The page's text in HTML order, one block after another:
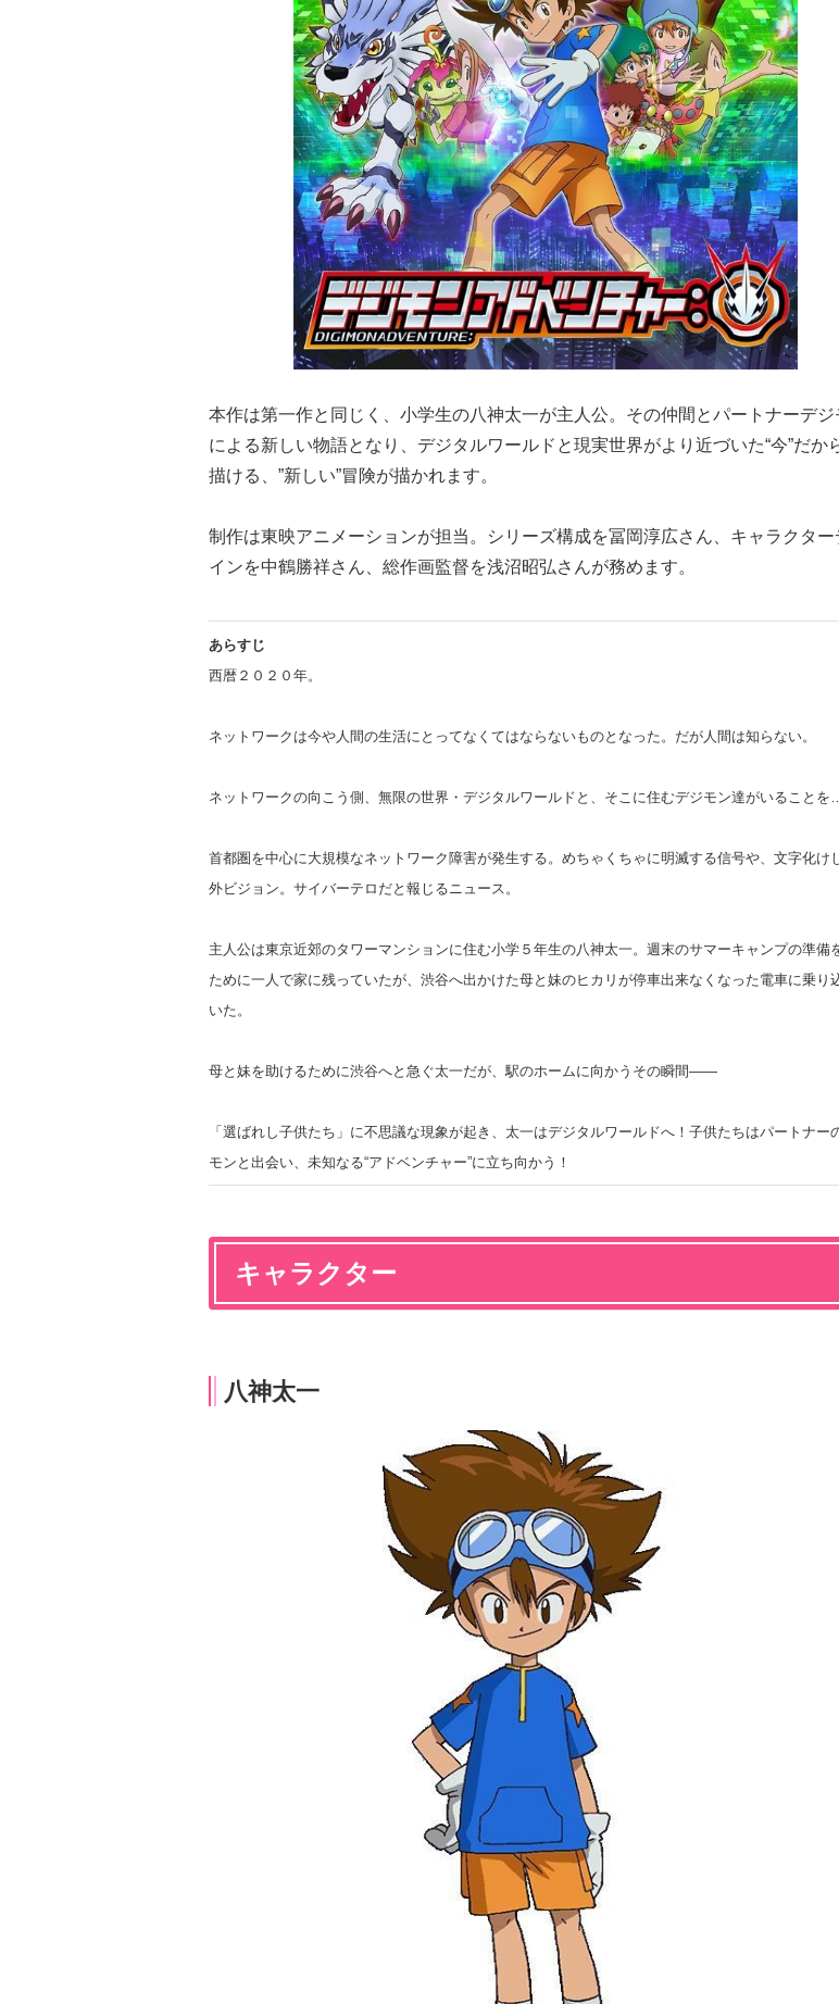
本作は第一作と同じく、小学生の八神太一が主人公。その仲間とパートナーデジ
による新しい物語となり、デジタルワールドと現実世界がより近づいた“今”だか
描ける、”新しい”冒険が描かれます。
制作は東映アニメーションが担当。シリーズ構成を冨岡淳広さん、キャラクター
インを中鶴勝祥さん、総作画監督を浅沼昭弘さんが務めます。
あらすじ
西暦２０２０年。
ネットワークは今や人間の生活にとってなくてはならないものとなった。だが人間は知らない。
ネットワークの向こう側、無限の世界・デジタルワールドと、そこに住むデジモン達がいることを…
首都圏を中心に大規模なネットワーク障害が発生する。めちゃくちゃに明滅する信号や、文字化け
外ビジョン。サイバーテロだと報じるニュース。
主人公は東京近郊のタワーマンションに住む小学５年生の八神太一。週末のサマーキャンプの準備
ために一人で家に残っていたが、渋谷へ出かけた母と妹のヒカリが停車出来なくなった電車に乗り
いた。
母と妹を助けるために渋谷へと急ぐ太一だが、駅のホームに向かうその瞬間――
「選ばれし子供たち」に不思議な現象が起き、太一はデジタルワールドへ！子供たちはパートナー
モンと出会い、 未知なる“アドベンチャー”に立ち向かう！
キャラクター
八神太一